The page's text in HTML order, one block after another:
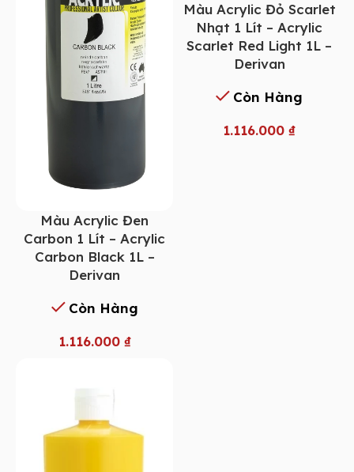
Màu Acrylic Đen
Carbon 1 Lít – Acrylic
Carbon Black 1L –
Derivan
Còn Hàng
1.116.000 ₫
Màu Acrylic Đỏ Scarlet
Nhạt 1 Lít – Acrylic
Scarlet Red Light 1L –
Derivan
Còn Hàng
1.116.000₫